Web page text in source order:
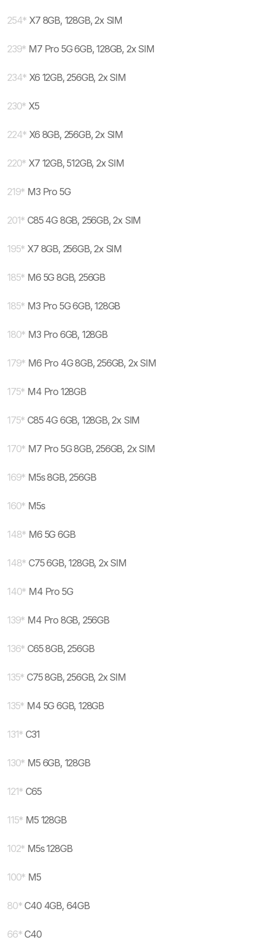
254* X7 8GB, 128GB, 2x SIM
239* M7 Pro 5G 6GB, 128GB, 2x SIM
234* X6 12GB, 256GB, 2x SIM
230* X5
224* X6 8GB, 256GB, 2x SIM
220* X7 12GB, 512GB, 2x SIM
219* M3 Pro 5G
201* C85 4G 8GB, 256GB, 2x SIM
195* X7 8GB, 256GB, 2x SIM
185* M6 5G 8GB, 256GB
185* M3 Pro 5G 6GB, 128GB
180* M3 Pro 6GB, 128GB
179* M6 Pro 4G 8GB, 256GB, 2x SIM
175* M4 Pro 128GB
175* C85 4G 6GB, 128GB, 2x SIM
170* M7 Pro 5G 8GB, 256GB, 2x SIM
169* M5s 8GB, 256GB
160* M5s
148* M6 5G 6GB
148* C75 6GB, 128GB, 2x SIM
140* M4 Pro 5G
139* M4 Pro 8GB, 256GB
136* C65 8GB, 256GB
135* C75 8GB, 256GB, 2x SIM
135* M4 5G 6GB, 128GB
131* C31
130* M5 6GB, 128GB
121* C65
115* M5 128GB
102* M5s 128GB
100* M5
80* C40 4GB, 64GB
66* C40